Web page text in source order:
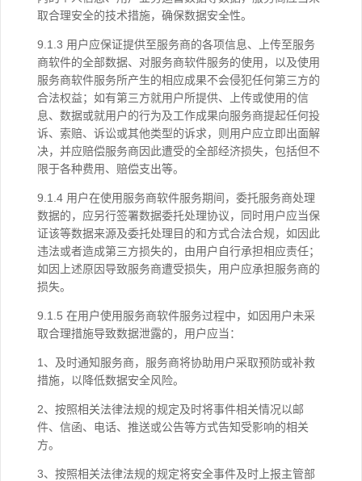
取合理安全的技术措施，确保数据安全性。
9.1.3 用户应保证提供至服务商的各项信息、上传至服务
商软件的全部数据、对服务商软件服务的使用，以及使用
服务商软件服务所产生的相应成果不会侵犯任何第三方的
合法权益；如有第三方就用户所提供、上传或使用的信
息、数据或就用户的行为及工作成果向服务商提起任何投
诉、索赔、诉讼或其他类型的诉求，则用户应立即出面解
决，并应赔偿服务商因此遭受的全部经济损失，包括但不
限于各种费用、赔偿支出等。
9.1.4 用户在使用服务商软件服务期间，委托服务商处理
数据的，应另行签署数据委托处理协议，同时用户应当保
证该等数据来源及委托处理目的和方式合法合规，如因此
违法或者造成第三方损失的，由用户自行承担相应责任；
如因上述原因导致服务商遭受损失，用户应承担服务商的
损失。
9.1.5 在用户使用服务商软件服务过程中，如因用户未采
取合理措施导致数据泄露的，用户应当：
1、及时通知服务商，服务商将协助用户采取预防或补救
措施，以降低数据安全风险。
2、按照相关法律法规的规定及时将事件相关情况以邮
件、信函、电话、推送或公告等方式告知受影响的相关
方。
3、按照相关法律法规的规定将安全事件及时上报主管部